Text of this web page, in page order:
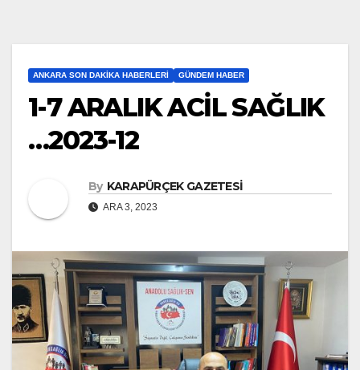
ANKARA SON DAKIKA HABERLERI GÜNDEM HABER
1-7 ARALIK ACİL SAĞLIK
…2023-12
By KARAPÜRÇEK GAZETESİ
ARA 3, 2023